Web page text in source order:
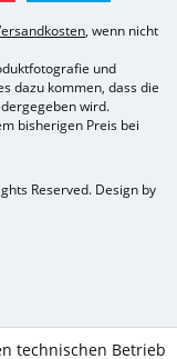
, wenn nicht
und
dazu kommen, dass die
wird.
bisherigen Preis bei
Reserved. Design by
technischen Betrieb